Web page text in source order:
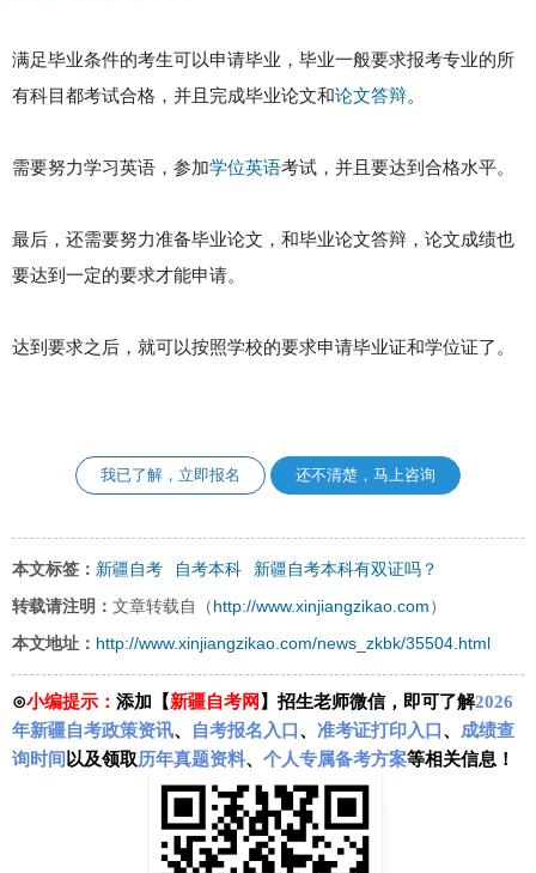
满足毕业条件的考生可以申请毕业，毕业一般要求报考专业的所
有科目都考试合格，并且完成毕业论文和论文答辩。
需要努力学习英语，参加学位英语考试，并且要达到合格水平。
最后，还需要努力准备毕业论文，和毕业论文答辩，论文成绩也
要达到一定的要求才能申请。
达到要求之后，就可以按照学校的要求申请毕业证和学位证了。
我已了解，立即报名 还不清楚，马上咨询
本文标签： 新疆自考 自考本科 新疆自考本科有双证吗？
转载请注明： 文章转载自（ http://www.xinjiangzikao.com ）
本文地址： http://www.xinjiangzikao.com/news_zkbk/35504.html
⊙小编提示： 添加【新疆自考网 】招生老师微信，即可了解2026
年新疆自考政策资讯、 自考报名入口 、 准考证打印入口 、 成绩查
询时间以及领取历年真题资料、 个人专属备考方案等相关信息！